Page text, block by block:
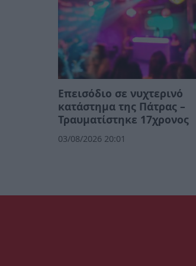
Επεισόδιο σε νυχτερινό
κατάστημα της Πάτρας –
Τραυματίστηκε 17χρονος
03/08/2026 20:01